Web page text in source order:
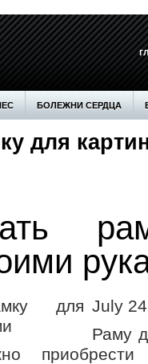
БОЛЕЖНИ СЕРДЦА
ДОМ ЗДОРОВЬЕ
для
July
Раму